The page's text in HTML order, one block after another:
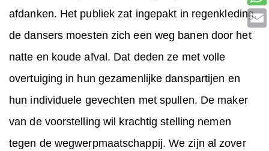
afdanken. Het publiek zat ingepakt in regenkleding,
de dansers moesten zich een weg banen door het
natte en koude afval. Dat deden ze met volle
overtuiging in hun gezamenlijke danspartijen en
hun individuele gevechten met spullen. De maker
van de voorstelling wil krachtig stelling nemen
tegen de wegwerpmaatschappij. We zijn al zover